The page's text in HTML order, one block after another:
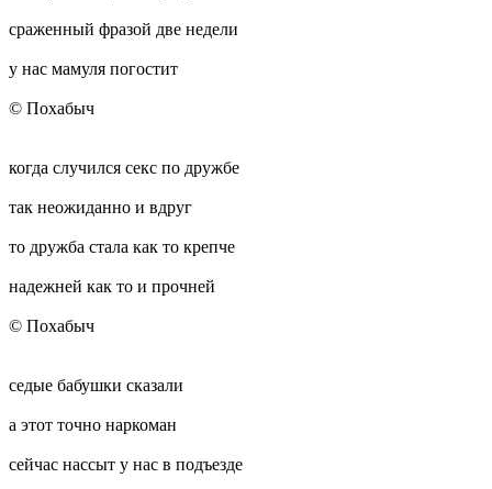
сраженный фразой две недели
у нас мамуля погостит
© Похабыч
когда случился секс по дружбе
так неожиданно и вдруг
то дружба стала как то крепче
надежней как то и прочней
© Похабыч
седые бабушки сказали
а этот точно наркоман
сейчас нассыт у нас в подъезде